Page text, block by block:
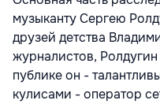
музыканту Сергею
друзей детства
журналистов,
публике он -
кулисами - оператор